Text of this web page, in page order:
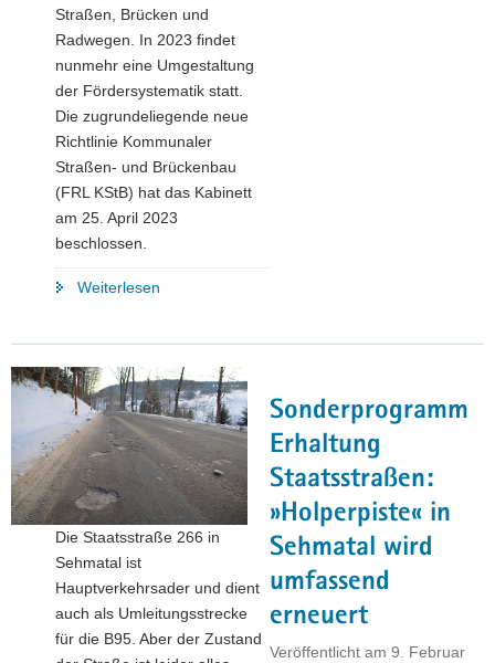
Straßen, Brücken und
Radwegen. In 2023 findet
nunmehr eine Umgestaltung
der Fördersystematik statt.
Die zugrundeliegende neue
Richtlinie Kommunaler
Straßen- und Brückenbau
(FRL KStB) hat das Kabinett
am 25. April 2023
beschlossen.
Weiterlesen
stärkt
kommunale
Selbstverwaltung
und
erhöht
Planungs-
und
Finanzierungssicherheit"
Sonderprogramm
Erhaltung
Staatsstraßen:
»Holperpiste« in
Sehmatal wird
umfassend
erneuert
Veröffentlicht am 9. Februar
Die Staatsstraße 266 in
Sehmatal ist
Hauptverkehrsader und dient
auch als Umleitungsstrecke
für die B95. Aber der Zustand